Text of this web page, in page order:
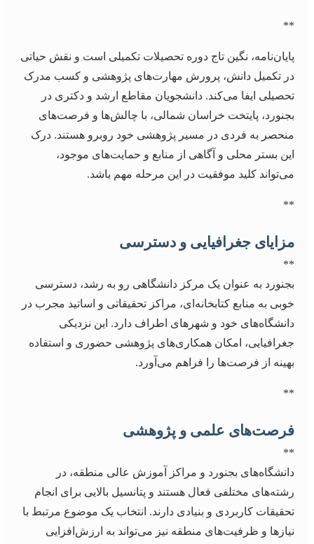
**
پایان‌نامه، نگین تاج دوره تحصیلات تکمیلی است و نقش حیاتی
در تکمیل دانش، پرورش مهارت‌های پژوهشی و کسب مدرک
تحصیلی ایفا می‌کند. دانشجویان مقاطع ارشد و دکتری در
بجنورد، پایتخت خراسان شمالی، با چالش‌ها و فرصت‌های
منحصر به فردی در مسیر پژوهشی خود روبرو هستند. درک
این بستر محلی و آگاهی از منابع و حمایت‌های موجود،
می‌تواند کلید موفقیت در این مرحله مهم باشد.
**
مزایای جغرافیایی و دسترسی
**
بجنورد به عنوان یک مرکز دانشگاهی رو به رشد، دسترسی
خوبی به منابع کتابخانه‌ای، مراکز تحقیقاتی و اساتید مجرب در
دانشگاه‌های خود و شهرهای اطراف دارد. این نزدیکی
جغرافیایی، امکان همکاری‌های پژوهشی حضوری و استفاده
بهینه از فرصت‌ها را فراهم می‌آورد.
**
فرصت‌های علمی و پژوهشی
**
دانشگاه‌های بجنورد و مراکز آموزش عالی منطقه، در
رشته‌های مختلفی فعال هستند و پتانسیل بالایی برای انجام
تحقیقات کاربردی و بنیادی دارند. انتخاب یک موضوع مرتبط با
نیازها و ظرفیت‌های منطقه نیز می‌تواند به ارزش‌افزایی